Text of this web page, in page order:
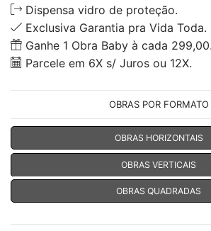
Dispensa vidro de proteção.
Exclusiva Garantia pra Vida Toda.
Ganhe 1 Obra Baby à cada 299,00.
Parcele em 6X s/ Juros ou 12X.
OBRAS POR FORMATO
OBRAS HORIZONTAIS
OBRAS VERTICAIS
OBRAS QUADRADAS